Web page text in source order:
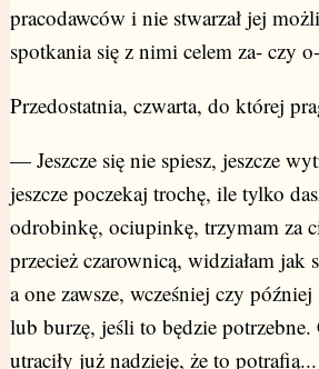
pracodawców i nie stwarzał jej
spotkania się z nimi celem za- czy
Przedostatnia, czwarta, do której
— Jeszcze się nie spiesz, jeszcze
jeszcze poczekaj trochę, ile tylko
odrobinkę, ociupinkę, trzymam za
przecież czarownicą, widziałam jak
a one zawsze, wcześniej czy później
lub burzę, jeśli to będzie
utraciły już nadzieję, że to potrafią...